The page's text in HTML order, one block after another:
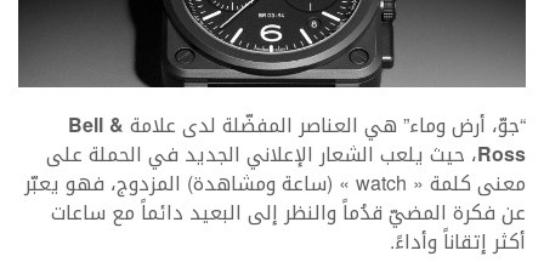
“جوّ، أرض وماء” هي العناصر المفضّلة لدى علامةBell &
Ross، حيث يلعب الشعار الإعلاني الجديد في الحملة على
معنى كلمة « watch » (ساعة ومشاهدة) المزدوج، فهو يعبّر
عن فكرة المضيّ قدُماً والنظر إلى البعيد دائماً مع ساعات
أكثر إتقاناً وأداءً.